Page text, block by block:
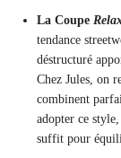
La Coupe
tendance
déstructuré
Chez Jules, on
combinent
adopter ce
suffit pour